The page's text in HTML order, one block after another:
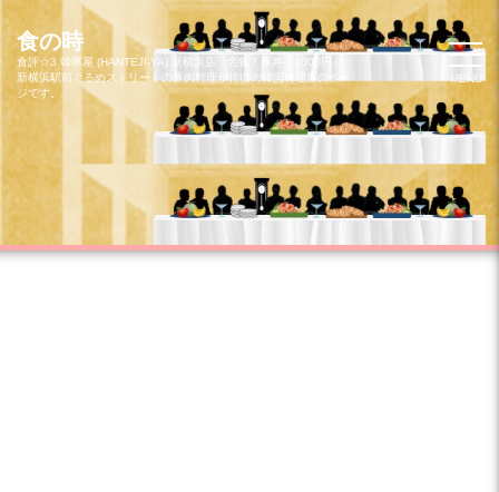
コ
ツ
キ
ッ
食の時
食評☆3 韓豚屋 (HANTEJI-YA) 新横浜店「名物！豚丼」1000円 |
新横浜駅前ぐるめストリートの豚肉料理が特徴の韓国料理屋のペー
ジです。
MENU